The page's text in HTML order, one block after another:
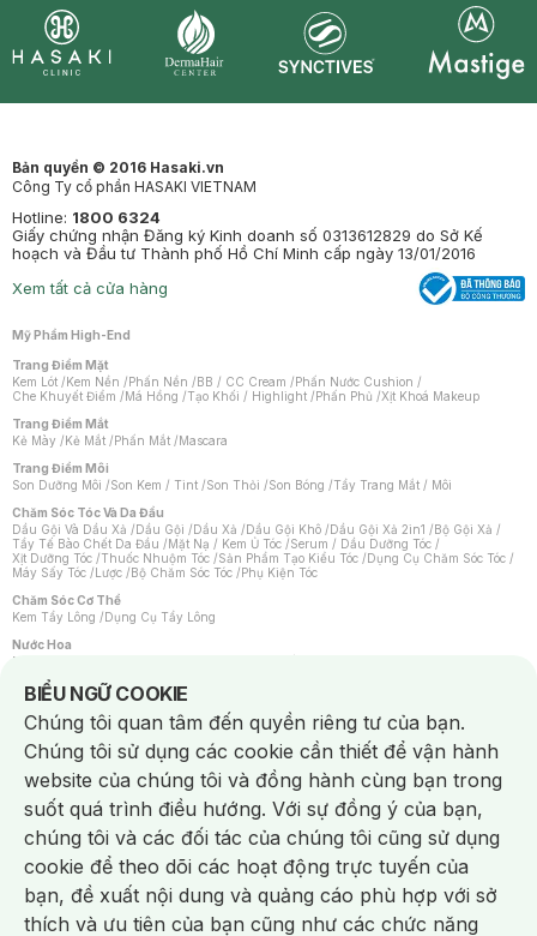
Bản quyền © 2016 Hasaki.vn
Công Ty cổ phần HASAKI VIETNAM
Hotline: 1800 6324
Giấy chứng nhận Đăng ký Kinh doanh số 0313612829 do Sở Kế
hoạch và Đầu tư Thành phố Hồ Chí Minh cấp ngày 13/01/2016
Xem tất cả cửa hàng
Mỹ Phẩm High-End
Trang Điểm Mặt
Kem Lót /Kem Nền /Phấn Nền /BB / CC Cream /Phấn Nước Cushion /
Che Khuyết Điểm /Má Hồng /Tạo Khối / Highlight /Phấn Phủ /Xịt Khoá Makeup
Trang Điểm Mắt
Kẻ Mày /Kẻ Mắt /Phấn Mắt /Mascara
Trang Điểm Môi
Son Dưỡng Môi /Son Kem / Tint /Son Thỏi /Son Bóng /Tẩy Trang Mắt / Môi
Chăm Sóc Tóc Và Da Đầu
Dầu Gội Và Dầu Xả /Dầu Gội /Dầu Xả /Dầu Gội Khô /Dầu Gội Xả 2in1 /Bộ Gội Xả /
Tẩy Tế Bào Chết Da Đầu /Mặt Nạ / Kem Ủ Tóc /Serum / Dầu Dưỡng Tóc /
Xịt Dưỡng Tóc /Thuốc Nhuộm Tóc /Sản Phẩm Tạo Kiểu Tóc /Dụng Cụ Chăm Sóc Tóc /
Máy Sấy Tóc /Lược /Bộ Chăm Sóc Tóc /Phụ Kiện Tóc
Chăm Sóc Cơ Thể
Kem Tẩy Lông /Dụng Cụ Tẩy Lông
Nước Hoa
Nước Hoa Nữ
Chăm Sóc Cá Nhân
Chống Muỗi /Khẩu Trang /Máy Massage/Mặt Nạ Xông Hơi /Nước Rửa Tay/
Sản Phẩm Chăm Sóc Khác /Bàn Chải Đánh Răng /Bàn Chải Điện/
Hỗ Trợ Trắng Răng/Kem Đánh Răng /Máy Tăm Nước/ Nước Súc Miệng/
Tăm / Chỉ Nha Khoa/ Xịt Thơm Miệng / Dung Dịch Vệ Sinh/Dưỡng Vùng Kín/
Khăn Ướt Vệ Sinh Vùng Kín/Băng Vệ Sinh/Tampon/Bọt Cạo Râu /Dao Cạo Râu/
Máy Cạo Râu
Vấn Đề Về Da
Da Dầu / Lỗ Chân Lông To/ Da Khô / Mất Nước/ Da Lão Hóa/ Da Mụn/
Da Nhạy Cảm / Kích Ứng
Da Xỉn Màu Thâm / Nám / Tàn Nhang
Quầng Thâm & Bọng Mắt /Sẹo /Viêm Da Cơ Địa
Dụng Cụ / Phụ Kiện Chăm Sóc Da
Bông Tẩy Trang
Khăn Lau Mặt Khô Dụng Cụ / Máy Rửa Mặt Máy Chăm Sóc Da
Dụng Cụ Chăm Sóc Khác
BIỂU NGỮ COOKIE
Notice about cookies usage
Chúng tôi quan tâm đến quyền riêng tư của bạn.
Chúng tôi sử dụng các cookie cần thiết để vận hành
website của chúng tôi và đồng hành cùng bạn trong
suốt quá trình điều hướng. Với sự đồng ý của bạn,
chúng tôi và các đối tác của chúng tôi cũng sử dụng
cookie để theo dõi các hoạt động trực tuyến của
bạn, đề xuất nội dung và quảng cáo phù hợp với sở
thích và ưu tiên của bạn cũng như các chức năng